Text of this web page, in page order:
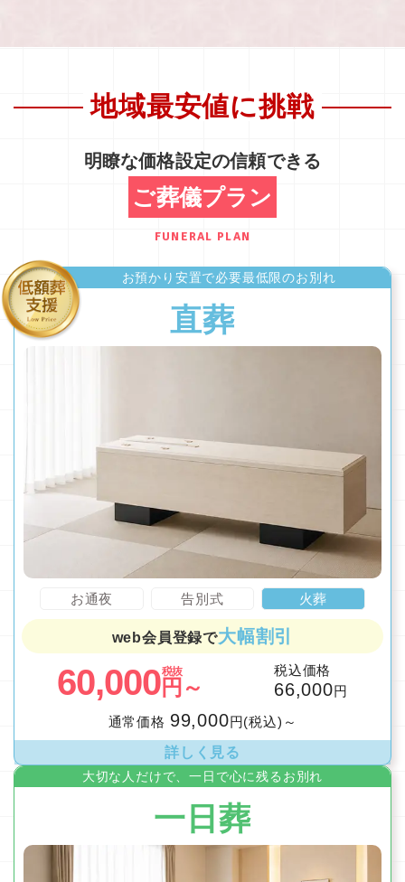
地域最安値に挑戦
明瞭な価格設定の信頼できる
ご葬儀プラン
FUNERAL PLAN
お預かり安置で必要最低限のお別れ
直葬
お通夜 告別式 火葬
web会員登録で大幅割引
60,000税抜
円～
税込価格
66,000円
通常価格 99,000円(税込)～
詳しく見る
大切な人だけで、一日で心に残るお別れ
一日葬